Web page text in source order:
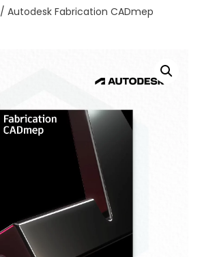
/ Autodesk Fabrication CADmep